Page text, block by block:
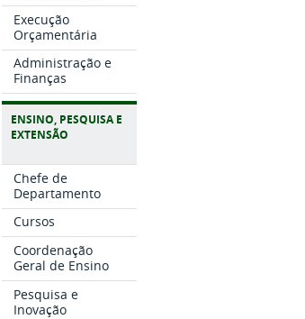
Execução
Orçamentária
Administração e
Finanças
ENSINO, PESQUISA E
EXTENSÃO
Chefe de
Departamento
Cursos
Coordenação
Geral de Ensino
Pesquisa e
Inovação